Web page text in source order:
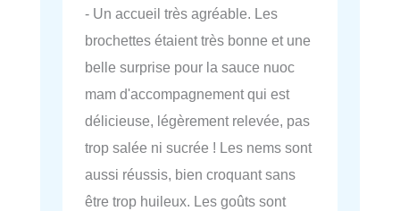
- Un accueil très agréable. Les
brochettes étaient très bonne et une
belle surprise pour la sauce nuoc
mam d'accompagnement qui est
délicieuse, légèrement relevée, pas
trop salée ni sucrée ! Les nems sont
aussi réussis, bien croquant sans
être trop huileux. Les goûts sont